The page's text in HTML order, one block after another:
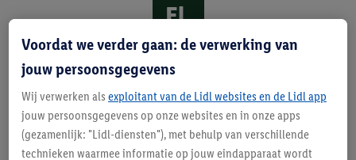
El
ke
kl
us
d
Voordat we verder gaan: de verwerking van
jouw persoonsgegevens
Wij verwerken als exploitant van de Lidl websites en de Lidl app
jouw persoonsgegevens op onze websites en in onze apps
(gezamenlijk: "Lidl-diensten"), met behulp van verschillende
technieken waarmee informatie op jouw eindapparaat wordt